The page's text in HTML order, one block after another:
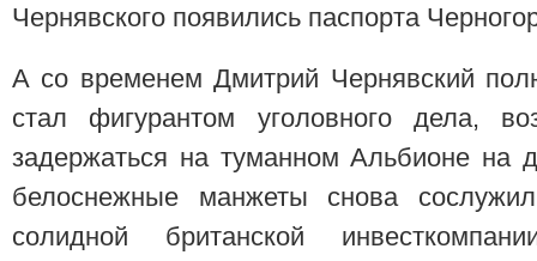
Чернявского появились паспорта
А со временем Дмитрий Чернявский
стал фигурантом уголовного дела,
задержаться на туманном Альбионе на
белоснежные манжеты снова
солидной британской